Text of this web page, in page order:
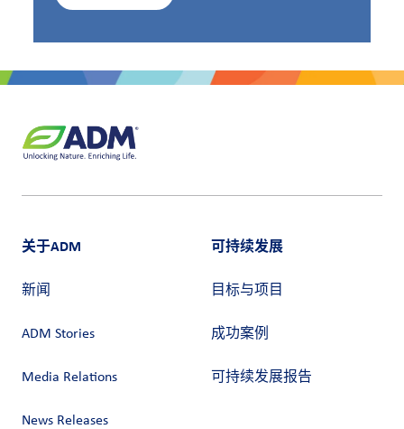
关于ADM
新闻
ADM Stories
Media Relations
News Releases
可持续发展
目标与项目
成功案例
可持续发展报告